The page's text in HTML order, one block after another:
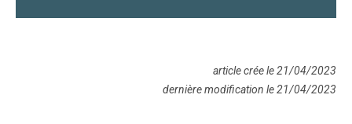
article crée le 21/04/2023
dernière modification le 21/04/2023